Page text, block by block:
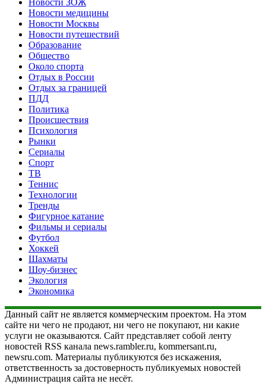
Новости медицины
Новости Москвы
Новости путешествий
Образование
Общество
Около спорта
Отдых в России
Отдых за границей
ПДД
Политика
Происшествия
Психология
Рынки
Сериалы
Спорт
ТВ
Теннис
Технологии
Тренды
Фигурное катание
Фильмы и сериалы
Футбол
Хоккей
Шахматы
Шоу-бизнес
Экология
Экономика
Данный сайт не является коммерческим проектом. На этом
сайте ни чего не продают, ни чего не покупают, ни какие
услуги не оказываются. Сайт представляет собой ленту
новостей RSS канала news.rambler.ru, kommersant.ru,
newsru.com. Материалы публикуются без искажения,
ответственность за достоверность публикуемых новостей
Администрация сайта не несёт.